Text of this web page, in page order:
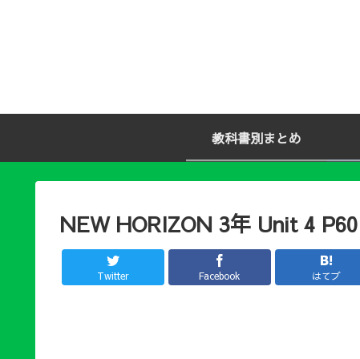
教科書別まとめ
NEW HORIZON 3年 Unit 4 P60
Twitter Facebook はてブ